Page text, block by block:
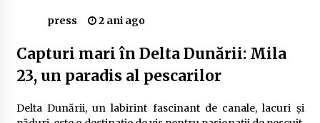
2 ani ago
Cele mai bune locuri pentru pescuitul crapului
în România (2024)
Cum să alegi firul de pescuit perfect pentru
press 2 ani ago
Capturi mari în Delta Dunării: Mila
23, un paradis al pescarilor
Delta Dunării, un labirint fascinant de canale, lacuri și